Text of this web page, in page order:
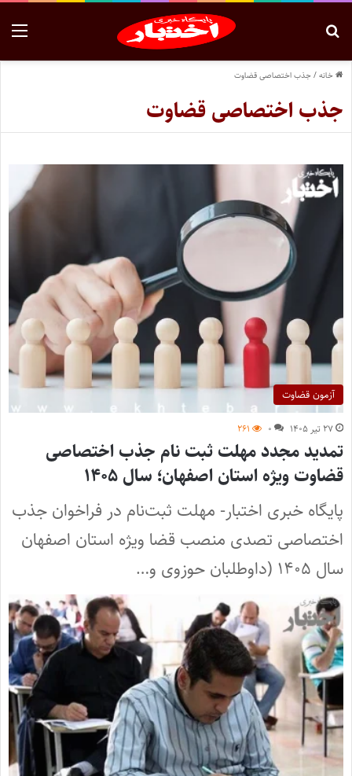
خانه/جذب اختصاصی قضاوت
جذب اختصاصی قضاوت
آزمون قضاوت
۲۷ تیر ۱۴۰۵ ۰ ۲۶۱
تمدید مجدد مهلت ثبت نام جذب اختصاصی
قضاوت ویژه استان اصفهان؛ سال ۱۴۰۵
پایگاه خبری اختبار- مهلت ثبت‌نام در فراخوان جذب
اختصاصی تصدی منصب قضا ویژه استان اصفهان
سال ۱۴۰۵ (داوطلبان حوزوی و…